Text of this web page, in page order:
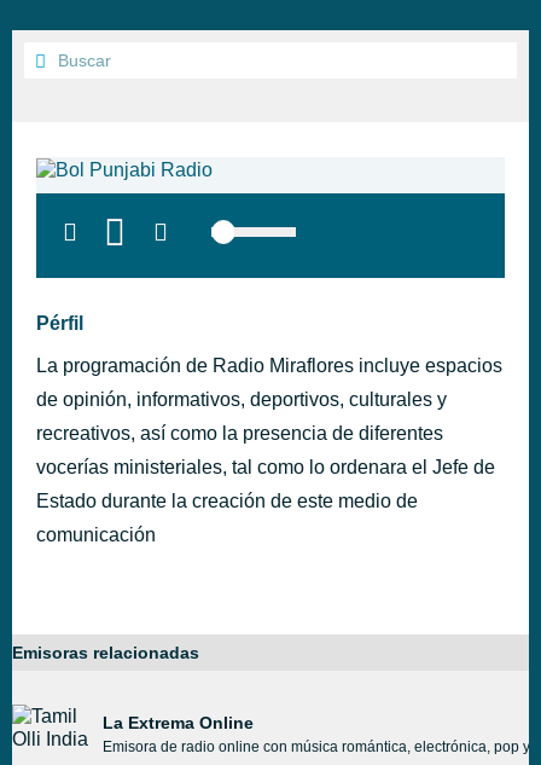
Pérfil
La programación de Radio Miraflores incluye espacios
de opinión, informativos, deportivos, culturales y
recreativos, así como la presencia de diferentes
vocerías ministeriales, tal como lo ordenara el Jefe de
Estado durante la creación de este medio de
comunicación
Emisoras relacionadas
La Extrema Online
Emisora de radio online con música romántica, electrónica, pop y